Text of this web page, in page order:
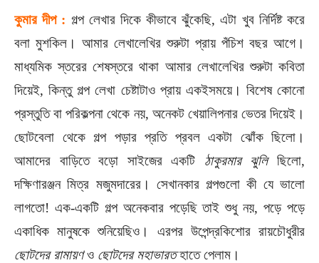
কুমার দীপ : গল্প লেখার দিকে কীভাবে ঝুঁকেছি, এটা খুব নির্দিষ্ট করে
বলা মুশকিল। আমার লেখালেখির শুরুটা প্রায় পঁচিশ বছর আগে।
মাধ্যমিক স্তরের শেষস্তরে থাকা আমার লেখালেখির শুরুটা কবিতা
দিয়েই, কিন্তু গল্প লেখা চেষ্টাটাও প্রায় একইসময়ে। বিশেষ কোনো
প্রস্তুতি বা পরিকল্পনা থেকে নয়, অনেকট খেয়ালিপনার ভেতর দিয়েই।
ছোটবেলা থেকে গল্প পড়ার প্রতি প্রবল একটা ঝোঁক ছিলো।
আমাদের বাড়িতে বড়ো সাইজের একটি ঠাকুরমার ঝুলিছিলো,
দক্ষিণারঞ্জন মিত্র মজুমদারের। সেখানকার গল্পগুলো কী যে ভালো
লাগতো! এক-একটি গল্প অনেকবার পড়েছি তাই শুধু নয়, পড়ে পড়ে
একাধিক মানুষকে শুনিয়েছিও। এরপর উপেন্দ্রকিশোর রায়চৌধুরীর
ছোটদের রামায়ণও ছোটদের মহাভারতহাতে পেলাম।